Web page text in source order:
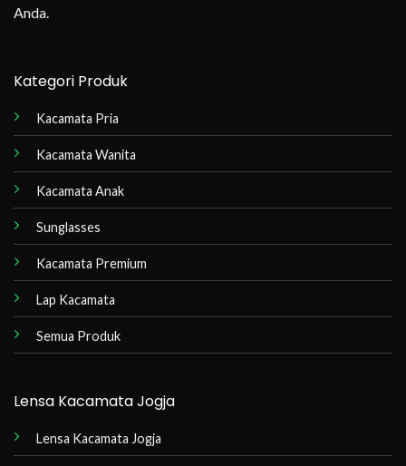
Anda.
Kategori Produk
Kacamata Pria
Kacamata Wanita
Kacamata Anak
Sunglasses
Kacamata Premium
Lap Kacamata
Semua Produk
Lensa Kacamata Jogja
Lensa Kacamata Jogja